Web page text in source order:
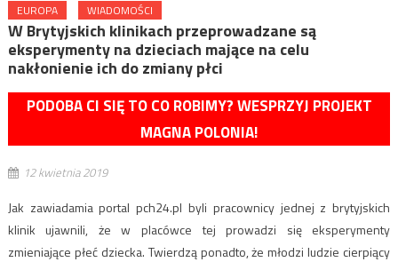
EUROPA WIADOMOŚCI
W Brytyjskich klinikach przeprowadzane są
eksperymenty na dzieciach mające na celu
nakłonienie ich do zmiany płci
PODOBA CI SIĘ TO CO ROBIMY? WESPRZYJ PROJEKT
MAGNA POLONIA!
12 kwietnia 2019
Jak zawiadamia portal pch24.pl byli pracownicy jednej z brytyjskich
klinik ujawnili, że w placówce tej prowadzi się eksperymenty
zmieniające płeć dziecka. Twierdzą ponadto, że młodzi ludzie cierpiący